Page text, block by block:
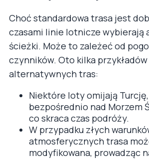
Choć standardowa trasa jest
czasami linie lotnicze wybierają
ścieżki. Może to zależeć od
czynników. Oto kilka przykładów
alternatywnych tras:
Niektóre loty omijają
bezpośrednio nad Morzem
co skraca czas podróży.
W przypadku złych
atmosferycznych trasa
modyfikowana, prowadząc